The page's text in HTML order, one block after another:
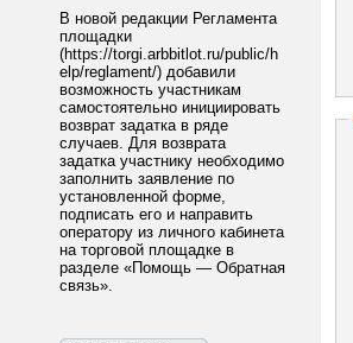
В новой редакции Регламента
площадки
(https://torgi.arbbitlot.ru/public/h
elp/reglament/) добавили
возможность участникам
самостоятельно инициировать
возврат задатка в ряде
случаев. Для возврата
задатка участнику необходимо
заполнить заявление по
установленной форме,
подписать его и направить
оператору из личного кабинета
на торговой площадке в
разделе «Помощь — Обратная
связь».